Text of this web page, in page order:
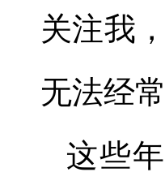
关注我
无法经
这些